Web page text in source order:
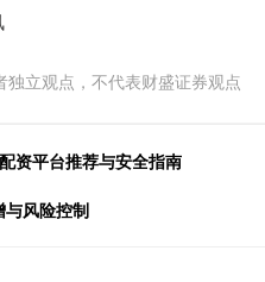
独立观点，不代表财盛证券观点
资平台推荐与安全指南
与风险控制